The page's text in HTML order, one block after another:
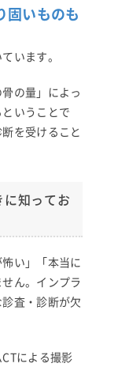
固いものも
います。
の量」によっ
いうことで
を受けること
知ってお
い」「本当に
ん。インプラ
査・診断が欠
による撮影